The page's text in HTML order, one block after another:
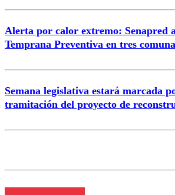
Alerta por calor extremo: Senapred
Temprana Preventiva en tres
Semana legislativa estará marcada
tramitación del proyecto de